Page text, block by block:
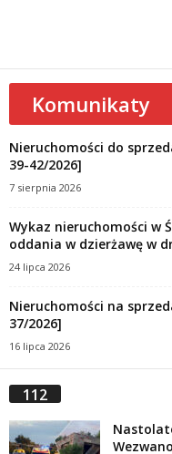
Komunikaty
Nieruchomości do
39-42/2026]
7 sierpnia 2026
Wykaz nieruchomości w
oddania w dzierżawę w
24 lipca 2026
Nieruchomości na
37/2026]
16 lipca 2026
112